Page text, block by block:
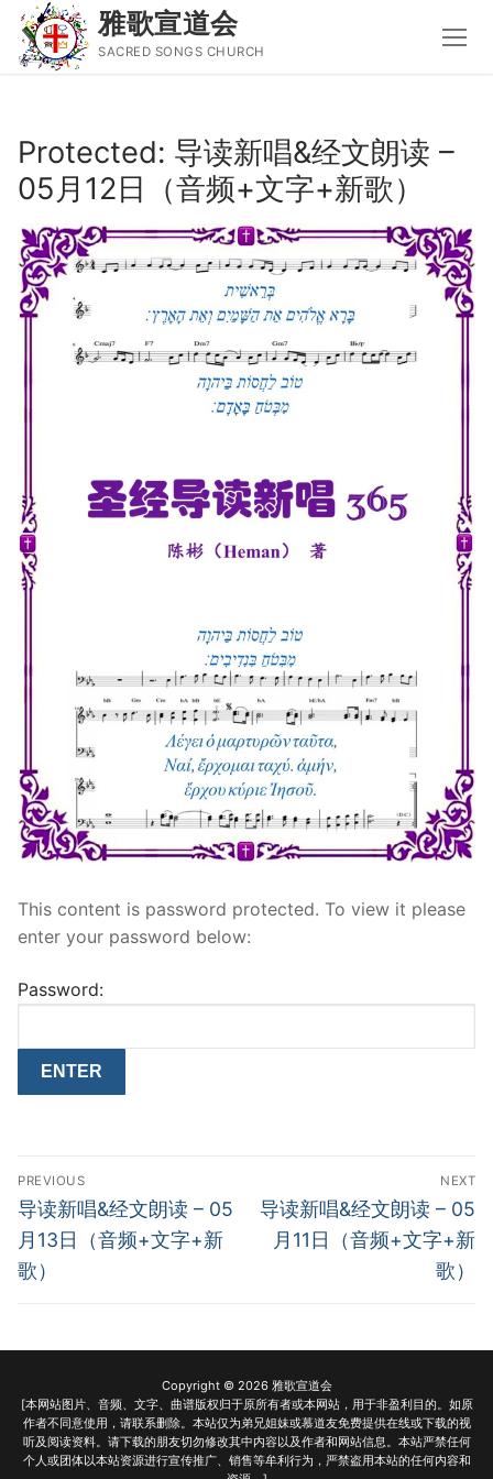
content
雅歌宣道会
SACRED SONGS CHURCH
Search
主页
主日讲道
圣经导读新唱
属灵书籍
宣教事工
神学研究
Protected: 导读新唱&经文朗读 –
05月12日（音频+文字+新歌）
This content is password protected. To view it please
enter your password below:
Password:
Post
navigation
PREVIOUS
Previous
post:
导读新唱&经文朗读 – 05
月13日（音频+文字+新
歌）
NEXT
Next
post:
导读新唱&经文朗读 – 05
月11日（音频+文字+新
歌）
Copyright © 2026 雅歌宣道会
[本网站图片、音频、文字、曲谱版权归于原所有者或本网站，用于非盈利目的。如原
作者不同意使用，请联系删除。本站仅为弟兄姐妹或慕道友免费提供在线或下载的视
听及阅读资料。请下载的朋友切勿修改其中内容以及作者和网站信息。本站严禁任何
个人或团体以本站资源进行宣传推广、销售等牟利行为，严禁盗用本站的任何内容和